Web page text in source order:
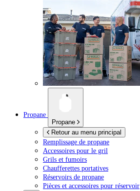
Propane
Propane
Retour au menu principal
Remplissage de propane
Accessoires pour le gril
Grils et fumoirs
Chaufferettes portatives
Réservoirs de propane
Pièces et accessoires pour réservoir